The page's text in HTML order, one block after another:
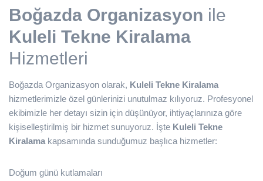
Boğazda Organizasyon ile
Kuleli Tekne Kiralama
Hizmetleri
Boğazda Organizasyon olarak, Kuleli Tekne Kiralama
hizmetlerimizle özel günlerinizi unutulmaz kılıyoruz. Profesyonel
ekibimizle her detayı sizin için düşünüyor, ihtiyaçlarınıza göre
kişiselleştirilmiş bir hizmet sunuyoruz. İşte Kuleli Tekne
Kiralama kapsamında sunduğumuz başlıca hizmetler:
Doğum günü kutlamaları